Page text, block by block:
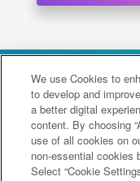
LONG-
TECHNOLOGIES
NEWS
We use Cookies to
to develop and
a better digital
content. By choosing
use of all cookies on
non-essential cookies
Select “Cookie